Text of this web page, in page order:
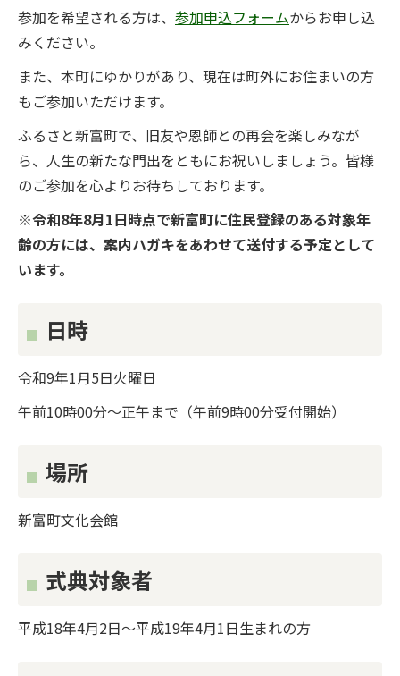
参加を希望される方は、 参加申込フォームからお申し込
みください。
また、本町にゆかりがあり、現在は町外にお住まいの方
もご参加いただけます。
ふるさと新富町で、旧友や恩師との再会を楽しみなが
ら、人生の新たな門出をともにお祝いしましょう。皆様
のご参加を心よりお待ちしております。
※令和8年8月1日時点で新富町に住民登録のある対象年
齢の方には、案内ハガキをあわせて送付する予定として
います。
日時
令和9年1月5日火曜日
午前10時00分～正午まで（午前9時00分受付開始）
場所
新富町文化会館
式典対象者
平成18年4月2日～平成19年4月1日生まれの方